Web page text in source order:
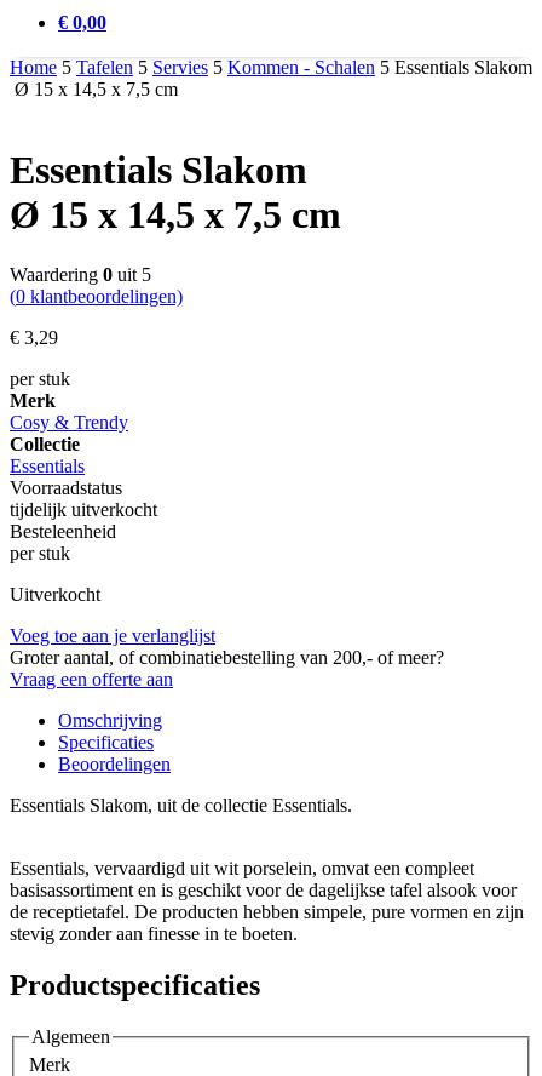
€ 0,00
Home 5 Tafelen 5 Servies 5 Kommen - Schalen 5 Essentials Slakom
Ø 15 x 14,5 x 7,5 cm
Essentials Slakom
Ø 15 x 14,5 x 7,5 cm
Waardering 0 uit 5
(0 klantbeoordelingen)
€ 3,29
per stuk
Merk
Cosy & Trendy
Collectie
Essentials
Voorraadstatus
tijdelijk uitverkocht
Besteleenheid
per stuk
Uitverkocht
Voeg toe aan je verlanglijst
Groter aantal, of combinatiebestelling van 200,- of meer?
Vraag een offerte aan
Omschrijving
Specificaties
Beoordelingen
Essentials Slakom, uit de collectie Essentials.
Essentials, vervaardigd uit wit porselein, omvat een compleet
basisassortiment en is geschikt voor de dagelijkse tafel alsook voor
de receptietafel. De producten hebben simpele, pure vormen en zijn
stevig zonder aan finesse in te boeten.
Productspecificaties
Algemeen
Merk